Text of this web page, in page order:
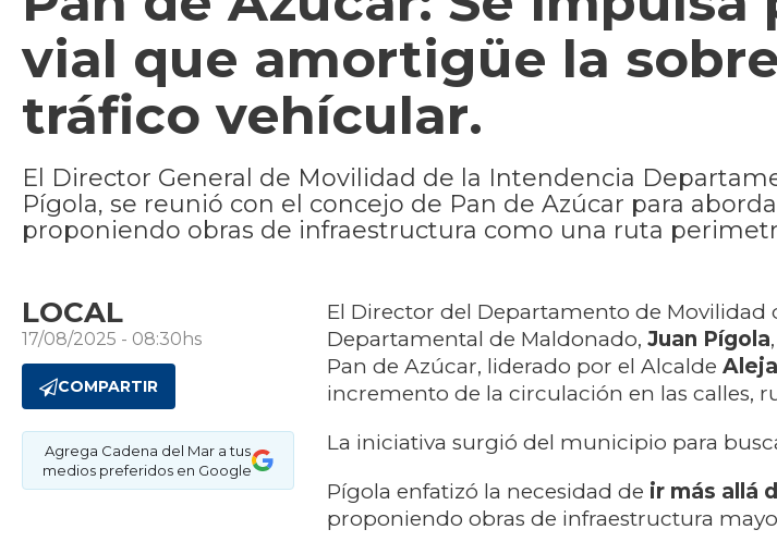
vial que amortigüe la
tráfico vehícular.
El Director General de Movilidad de la Intendencia
Pígola, se reunió con el concejo de Pan de Azúcar para
proponiendo obras de infraestructura como una ruta
LOCAL
17/08/2025 - 08:30hs
COMPARTIR
Agrega Cadena del Mar a tus
medios preferidos en Google
El Director del Departamento de Movilidad
Departamental de Maldonado, Juan Pígola
Pan de Azúcar, liderado por el Alcalde
incremento de la circulación en las calles,
La iniciativa surgió del municipio para
Pígola enfatizó la necesidad de ir más allá
proponiendo obras de infraestructura